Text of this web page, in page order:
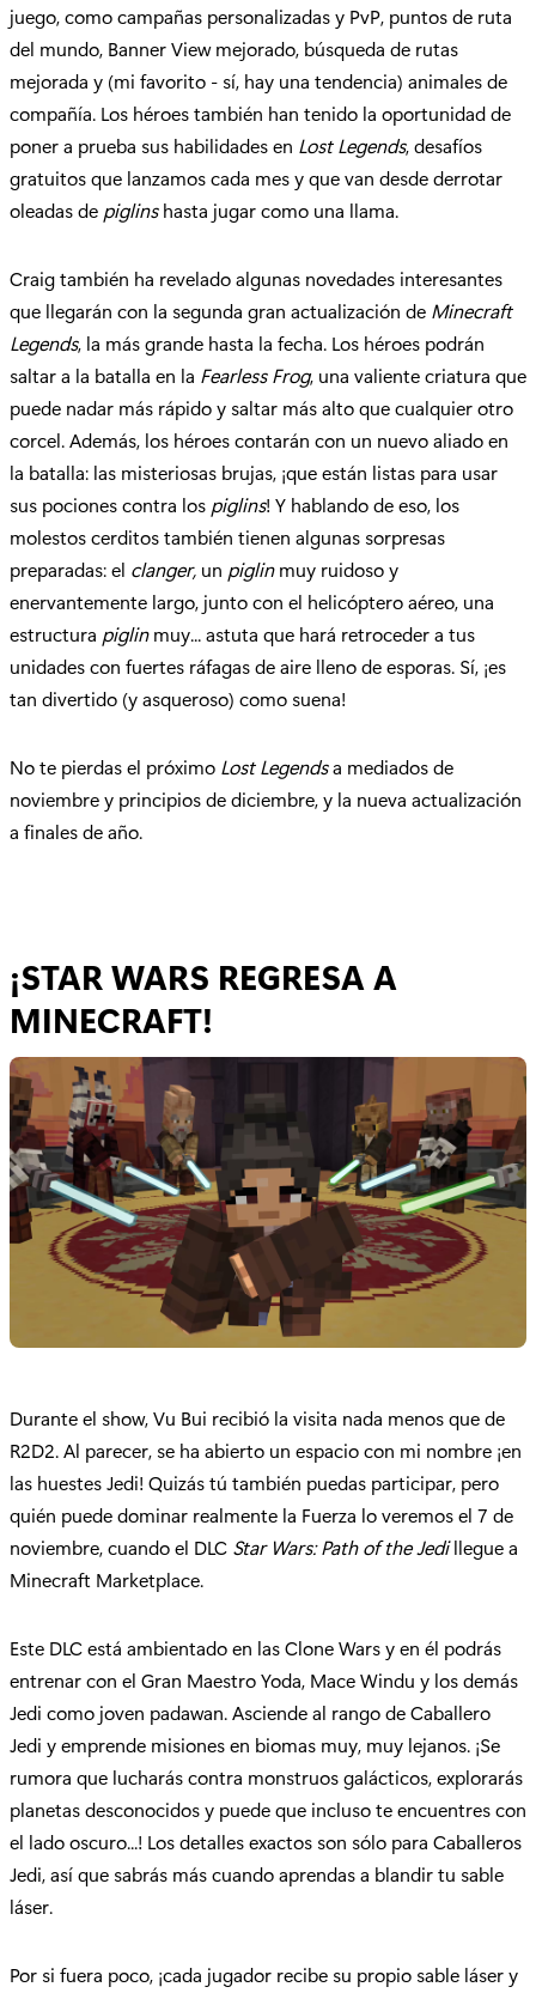
juego, como campañas personalizadas y PvP, puntos de ruta
del mundo, Banner View mejorado, búsqueda de rutas
mejorada y (mi favorito - sí, hay una tendencia) animales de
compañía. Los héroes también han tenido la oportunidad de
poner a prueba sus habilidades en Lost Legends, desafíos
gratuitos que lanzamos cada mes y que van desde derrotar
oleadas de piglinshasta jugar como una llama.
Craig también ha revelado algunas novedades interesantes
que llegarán con la segunda gran actualización de Minecraft
Legends, la más grande hasta la fecha. Los héroes podrán
saltar a la batalla en la Fearless Frog, una valiente criatura que
puede nadar más rápido y saltar más alto que cualquier otro
corcel. Además, los héroes contarán con un nuevo aliado en
la batalla: las misteriosas brujas, ¡que están listas para usar
sus pociones contra los piglins! Y hablando de eso, los
molestos cerditos también tienen algunas sorpresas
preparadas: el clanger, un piglinmuy ruidoso y
enervantemente largo, junto con el helicóptero aéreo, una
estructura piglinmuy... astuta que hará retroceder a tus
unidades con fuertes ráfagas de aire lleno de esporas. Sí, ¡es
tan divertido (y asqueroso) como suena!
No te pierdas el próximo Lost Legendsa mediados de
noviembre y principios de diciembre, y la nueva actualización
a finales de año.
¡STAR WARS REGRESA A
MINECRAFT!
Durante el show, Vu Bui recibió la visita nada menos que de
R2D2. Al parecer, se ha abierto un espacio con mi nombre ¡en
las huestes Jedi! Quizás tú también puedas participar, pero
quién puede dominar realmente la Fuerza lo veremos el 7 de
noviembre, cuando el DLC Star Wars: Path of the Jedillegue a
Minecraft Marketplace.
Este DLC está ambientado en las Clone Wars y en él podrás
entrenar con el Gran Maestro Yoda, Mace Windu y los demás
Jedi como joven padawan. Asciende al rango de Caballero
Jedi y emprende misiones en biomas muy, muy lejanos. ¡Se
rumora que lucharás contra monstruos galácticos, explorarás
planetas desconocidos y puede que incluso te encuentres con
el lado oscuro...! Los detalles exactos son sólo para Caballeros
Jedi, así que sabrás más cuando aprendas a blandir tu sable
láser.
Por si fuera poco, ¡cada jugador recibe su propio sable láser y